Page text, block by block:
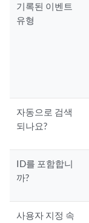
기록된 이벤트
유형
자동으로 검색
되나요?
ID를 포함합니
까?
사용자 지정 속